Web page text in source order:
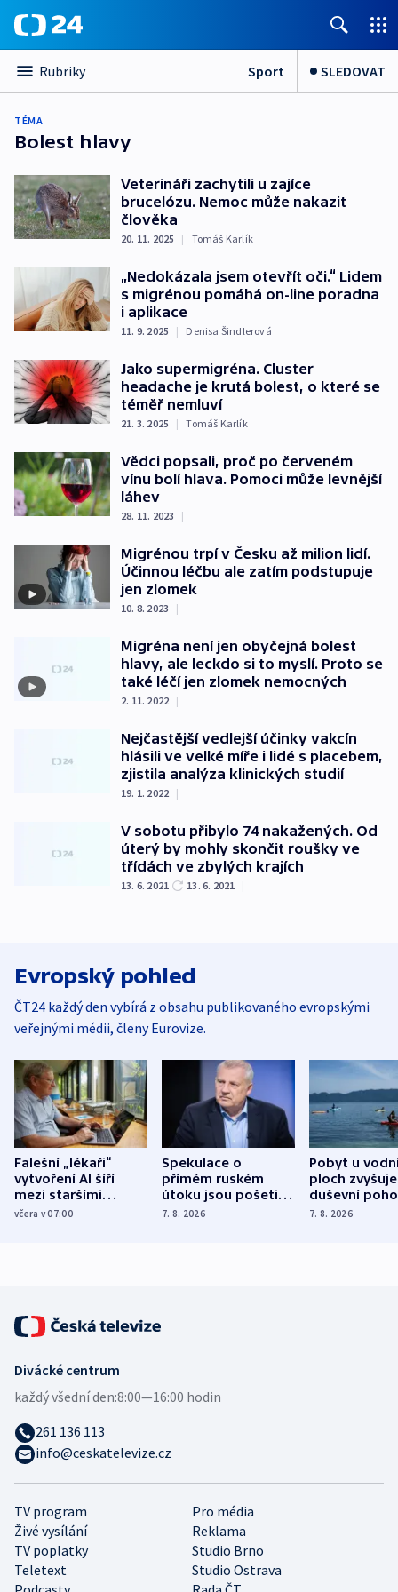
Rubriky Sport SLEDOVAT
TÉMA
Bolest hlavy
Veterináři zachytili u zajíce
brucelózu. Nemoc může nakazit
člověka
20. 11. 2025 | Tomáš Karlík
„Nedokázala jsem otevřít oči.“ Lidem
s migrénou pomáhá on-line poradna
i aplikace
11. 9. 2025 | Denisa Šindlerová
Jako supermigréna. Cluster
headache je krutá bolest, o které se
téměř nemluví
21. 3. 2025 | Tomáš Karlík
Vědci popsali, proč po červeném
vínu bolí hlava. Pomoci může levnější
láhev
28. 11. 2023 |
Migrénou trpí v Česku až milion lidí.
Účinnou léčbu ale zatím podstupuje
jen zlomek
10. 8. 2023 |
Migréna není jen obyčejná bolest
hlavy, ale leckdo si to myslí. Proto se
také léčí jen zlomek nemocných
2. 11. 2022 |
Nejčastější vedlejší účinky vakcín
hlásili ve velké míře i lidé s placebem,
zjistila analýza klinických studií
19. 1. 2022 |
V sobotu přibylo 74 nakažených. Od
úterý by mohly skončit roušky ve
třídách ve zbylých krajích
13. 6. 2021 13. 6. 2021 |
Evropský pohled
ČT24 každý den vybírá z obsahu publikovaného evropskými
veřejnými médii, členy Eurovize.
Falešní „lékaři“
vytvoření AI šíří
mezi staršími
Poláky nebezpečné
včera v 07:00
Spekulace o
přímém ruském
útoku jsou pošetilé,
míní estonský
7. 8. 2026
Pobyt u
ploch zvyšuje
duševní
ukázala
7. 8. 2026
TV program
Pro média
Živé vysílání
Reklama
TV poplatky
Studio Brno
Teletext
Studio Ostrava
Divácké centrum
každý všední den:8:00—16:00 hodin
261 136 113
info@ceskatelevize.cz